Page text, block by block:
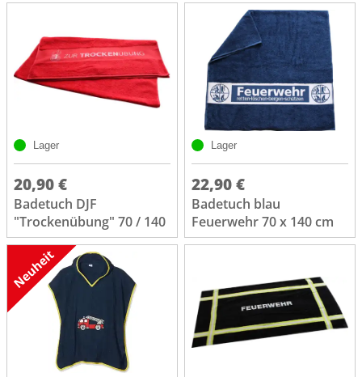
Lager
20,90 €
Badetuch DJF
"Trockenübung" 70 / 140
Lager
22,90 €
Badetuch blau
Feuerwehr 70 x 140 cm